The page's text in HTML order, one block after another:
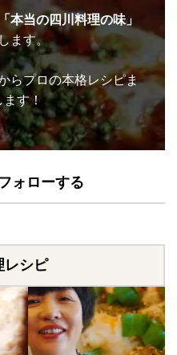
「本当の四川料理の味」
ます。
らプロの本格レシピま
ます！
ォローする
レシピ